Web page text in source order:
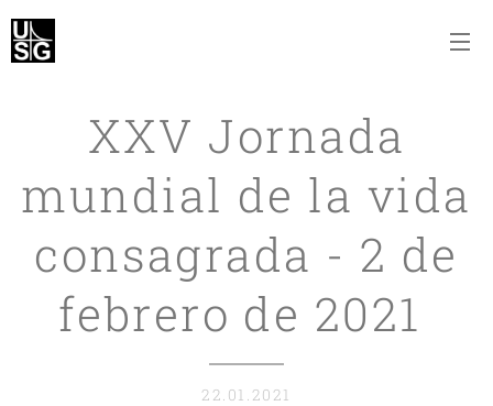
XXV Jornada
mundial de la vida
consagrada - 2 de
febrero de 2021
22.01.2021